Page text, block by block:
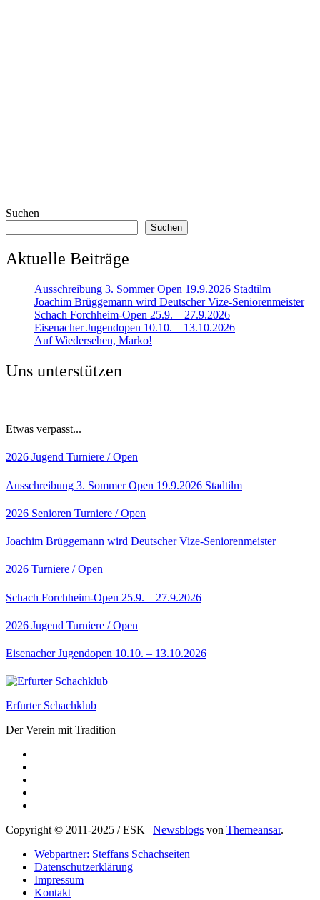
Suchen
Suchen
Aktuelle Beiträge
Ausschreibung 3. Sommer Open 19.9.2026 Stadtilm
Joachim Brüggemann wird Deutscher Vize-Seniorenmeister
Schach Forchheim-Open 25.9. – 27.9.2026
Eisenacher Jugendopen 10.10. – 13.10.2026
Auf Wiedersehen, Marko!
Uns unterstützen
Etwas verpasst...
2026 Jugend Turniere / Open
Ausschreibung 3. Sommer Open 19.9.2026 Stadtilm
2026 Senioren Turniere / Open
Joachim Brüggemann wird Deutscher Vize-Seniorenmeister
2026 Turniere / Open
Schach Forchheim-Open 25.9. – 27.9.2026
2026 Jugend Turniere / Open
Eisenacher Jugendopen 10.10. – 13.10.2026
Erfurter Schachklub
Der Verein mit Tradition
Copyright © 2011-2025 / ESK Newsblogs von Themeansar.
Webpartner: Steffans Schachseiten
Datenschutzerklärung
Impressum
Kontakt